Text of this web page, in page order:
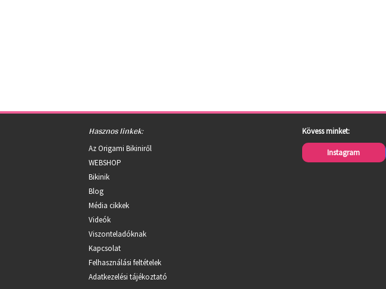
Hasznos linkek:
Az Origami Bikiniről
WEBSHOP
Bikinik
Blog
Média cikkek
Videók
Viszonteladóknak
Kapcsolat
Felhasználási feltételek
Adatkezelési tájékoztató
Kövess minket:
Instagram